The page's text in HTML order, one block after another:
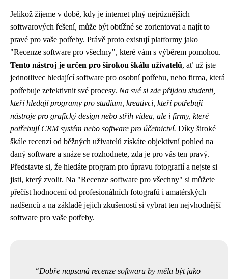
Jelikož žijeme v době, kdy je internet plný nejrůznějších
softwarových řešení, může být obtížné se zorientovat a najít to
pravé pro vaše potřeby. Právě proto existují platformy jako
"Recenze software pro všechny", které vám s výběrem pomohou.
Tento nástroj je určen pro širokou škálu uživatelů, ať už jste
jednotlivec hledající software pro osobní potřebu, nebo firma, která
potřebuje zefektivnit své procesy. Na své si zde přijdou studenti,
kteří hledají programy pro studium, kreativci, kteří potřebují
nástroje pro grafický design nebo střih videa, ale i firmy, které
potřebují CRM systém nebo software pro účetnictví. Díky široké
škále recenzí od běžných uživatelů získáte objektivní pohled na
daný software a snáze se rozhodnete, zda je pro vás ten pravý.
Představte si, že hledáte program pro úpravu fotografií a nejste si
jisti, který zvolit. Na "Recenze software pro všechny" si můžete
přečíst hodnocení od profesionálních fotografů i amatérských
nadšenců a na základě jejich zkušeností si vybrat ten nejvhodnější
software pro vaše potřeby.
Dobře napsaná recenze softwaru by měla být jako